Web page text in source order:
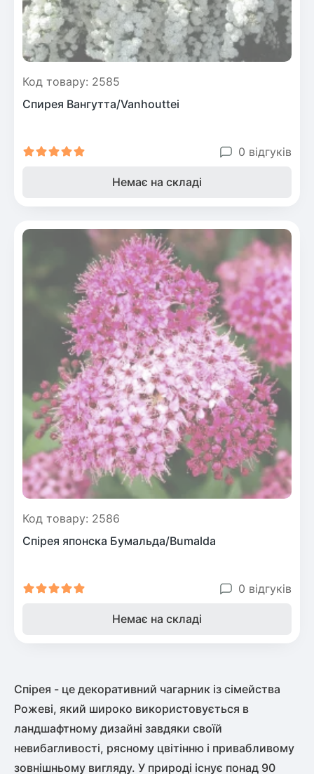
Код товару: 2585
Спирея Вангутта/Vanhouttei
0 відгуків
Немає на складі
Код товару: 2586
Спірея японска Бумальда/Bumalda
0 відгуків
Немає на складі
Спірея - це декоративний чагарник із сімейства
Рожеві, який широко використовується в
ландшафтному дизайні завдяки своїй
невибагливості, рясному цвітінню і привабливому
зовнішньому вигляду. У природі існує понад 90